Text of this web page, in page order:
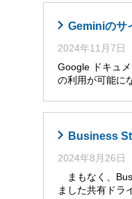
Geminiのサ
2024年11月7日
Google ドキュ
の利用が可能に
Business
2024年8月26日
まもなく、
ました共有ドラ